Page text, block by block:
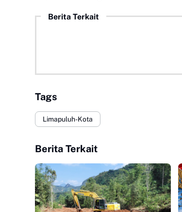
Berita Terkait
Tags
Limapuluh-Kota
Berita Terkait